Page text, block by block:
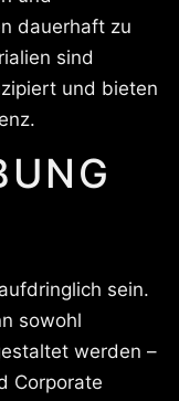
dauerhaft zu
sind
und bieten
sein.
sowohl
werden –
Corporate